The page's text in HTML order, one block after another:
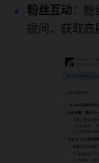
粉丝互动：
提问，获取高